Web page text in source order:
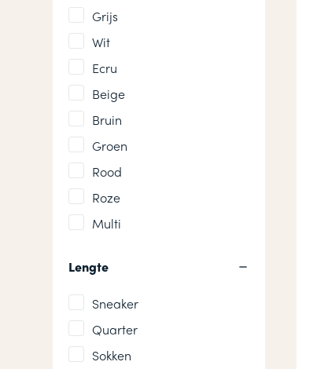
Grijs
Wit
Ecru
Beige
Bruin
Groen
Rood
Roze
Multi
Lengte
Sneaker
Quarter
Sokken